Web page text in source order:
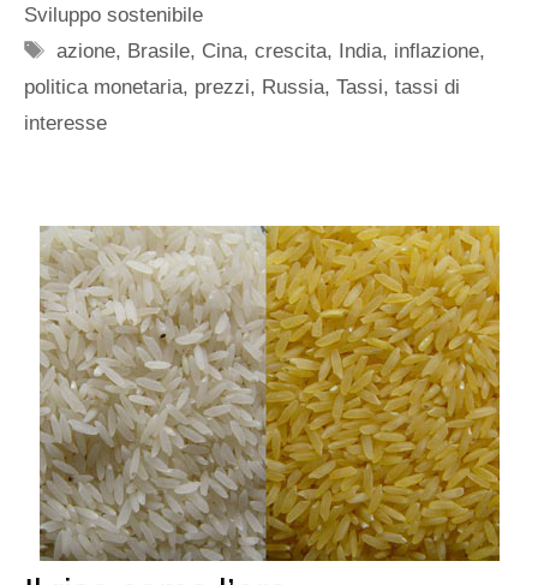
Sviluppo sostenibile
Tag
azione, Brasile, Cina,crescita, India, inflazione,
politica monetaria, prezzi, Russia, Tassi, tassi di
interesse